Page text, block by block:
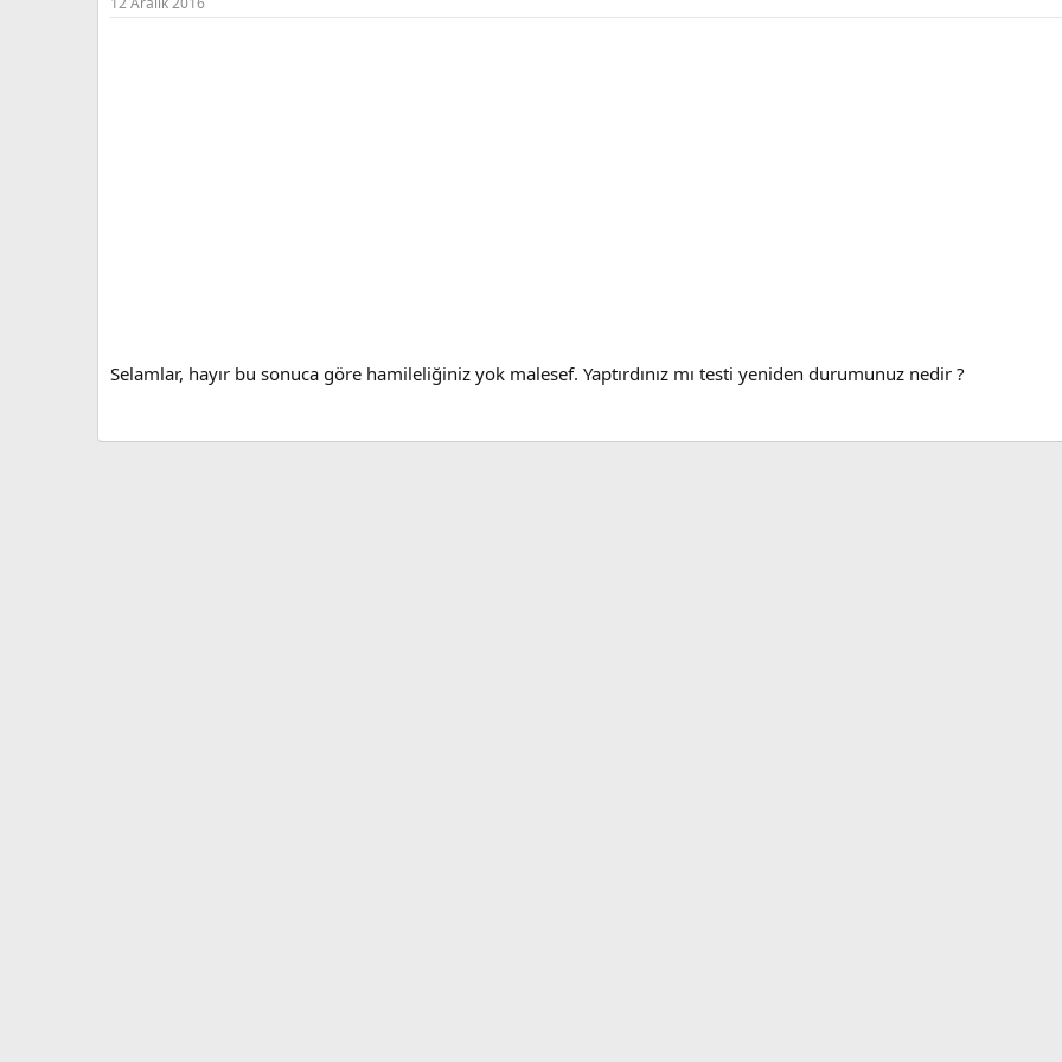
Selamlar, hayır bu sonuca göre hamileliğiniz yok malesef. Yaptırdınız mı testi yeniden durumunuz nedir ?